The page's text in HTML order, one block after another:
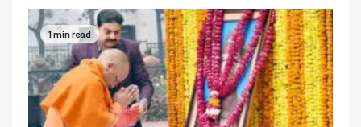
1 min read